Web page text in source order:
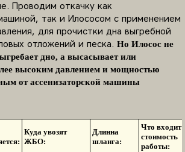
Проводим откачку как
так и Илососом с применением
для прочистки дна выгребной
отложений и песка. Но Илосос не
дно, а высасывает или
высоким давлением и мощностью
от ассенизаторской машины
Куда увозят
ЖБО:
Длинна
шланга:
Что входит
стоимость
работы: